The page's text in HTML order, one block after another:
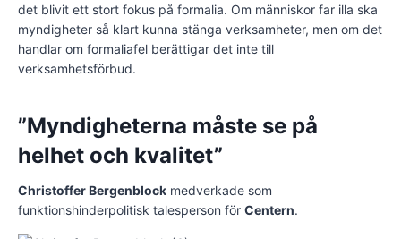
det blivit ett stort fokus på formalia. Om människor far illa ska
myndigheter så klart kunna stänga verksamheter, men om det
handlar om formaliafel berättigar det inte till
verksamhetsförbud.
”Myndigheterna måste se på
helhet och kvalitet”
Christoffer Bergenblock medverkade som
funktionshinderpolitisk talesperson för Centern.